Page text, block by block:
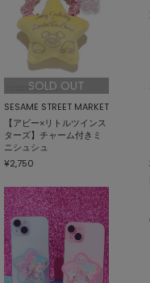
SOLD OUT
SESAME STREET MARKET
【アビー×リトルツインス
ターズ】チャーム付きミ
ニシュシュ
¥2,750